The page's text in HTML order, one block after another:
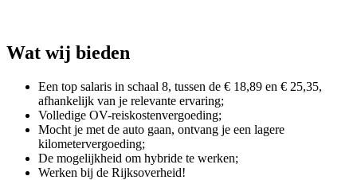
Wat wij bieden
Een top salaris in schaal 8, tussen de € 18,89 en € 25,35,
afhankelijk van je relevante ervaring;
Volledige OV-reiskostenvergoeding;
Mocht je met de auto gaan, ontvang je een lagere
kilometervergoeding;
De mogelijkheid om hybride te werken;
Werken bij de Rijksoverheid!